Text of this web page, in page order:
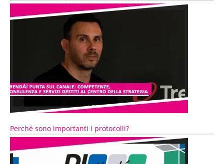
Perché sono importanti i protocolli?